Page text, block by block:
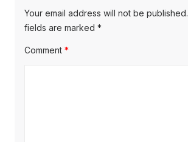
Your email address will not be published.
fields are marked *
Comment *